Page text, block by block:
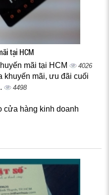
tại HCM
mãi tại HCM 4026
khuyến mãi, ưu đãi cuối
4498
cửa hàng kinh doanh